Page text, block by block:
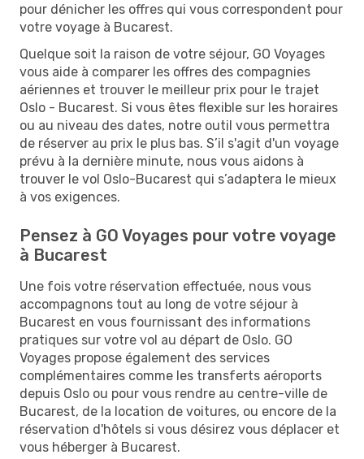
pour dénicher les offres qui vous correspondent pour
votre voyage à Bucarest.
Quelque soit la raison de votre séjour, GO Voyages
vous aide à comparer les offres des compagnies
aériennes et trouver le meilleur prix pour le trajet
Oslo - Bucarest. Si vous êtes flexible sur les horaires
ou au niveau des dates, notre outil vous permettra
de réserver au prix le plus bas. S’il s'agit d'un voyage
prévu à la dernière minute, nous vous aidons à
trouver le vol Oslo-Bucarest qui s’adaptera le mieux
à vos exigences.
Pensez à GO Voyages pour votre voyage
à Bucarest
Une fois votre réservation effectuée, nous vous
accompagnons tout au long de votre séjour à
Bucarest en vous fournissant des informations
pratiques sur votre vol au départ de Oslo. GO
Voyages propose également des services
complémentaires comme les transferts aéroports
depuis Oslo ou pour vous rendre au centre-ville de
Bucarest, de la location de voitures, ou encore de la
réservation d'hôtels si vous désirez vous déplacer et
vous héberger à Bucarest.